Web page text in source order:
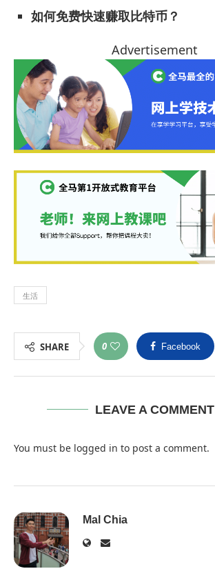
如何免费快速赚取比特币？
Advertisement
生活
SHARE 0 Facebook
LEAVE A COMMENT
You must be logged in to post a comment.
Mal Chia